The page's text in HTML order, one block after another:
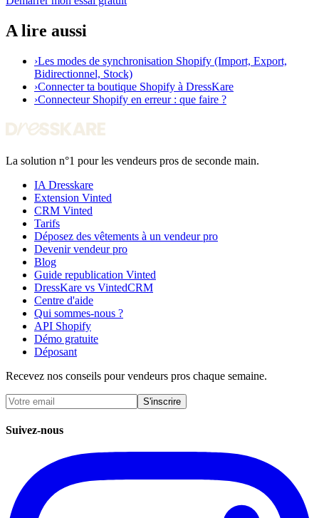
A lire aussi
›Les modes de synchronisation Shopify (Import, Export,
Bidirectionnel, Stock)
›Connecter ta boutique Shopify à DressKare
›Connecteur Shopify en erreur : que faire ?
La solution n°1 pour les vendeurs pros de seconde main.
IA Dresskare
Extension Vinted
CRM Vinted
Tarifs
Déposez des vêtements à un vendeur pro
Devenir vendeur pro
Blog
Guide republication Vinted
DressKare vs VintedCRM
Centre d'aide
Qui sommes-nous ?
API Shopify
Démo gratuite
Déposant
Recevez nos conseils pour vendeurs pros chaque semaine.
S'inscrire
Suivez-nous